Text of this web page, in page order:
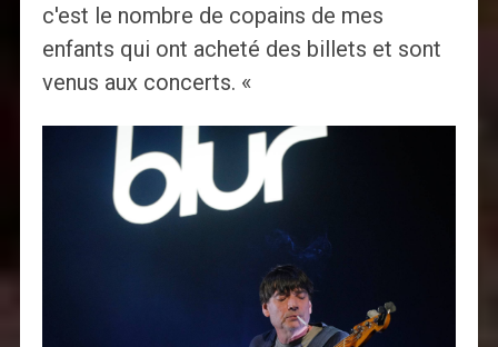
c'est le nombre de copains de mes
enfants qui ont acheté des billets et sont
venus aux concerts. «